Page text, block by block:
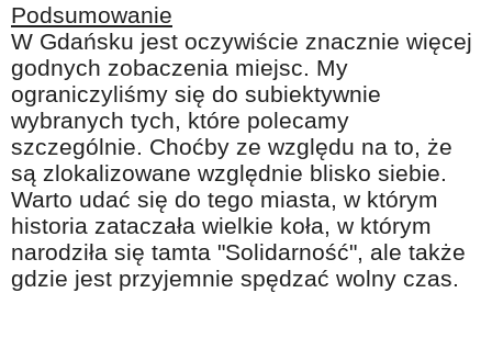
Podsumowanie
W Gdańsku jest oczywiście znacznie więcej
godnych zobaczenia miejsc. My
ograniczyliśmy się do subiektywnie
wybranych tych, które polecamy
szczególnie. Choćby ze względu na to, że
są zlokalizowane względnie blisko siebie.
Warto udać się do tego miasta, w którym
historia zataczała wielkie koła, w którym
narodziła się tamta "Solidarność", ale także
gdzie jest przyjemnie spędzać wolny czas.